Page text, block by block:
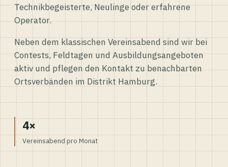
Technikbegeisterte, Neulinge oder erfahrene
Operator.
Neben dem klassischen Vereinsabend sind wir bei
Contests, Feldtagen und Ausbildungsangeboten
aktiv und pflegen den Kontakt zu benachbarten
Ortsverbänden im Distrikt Hamburg.
4×
Vereinsabend pro Monat